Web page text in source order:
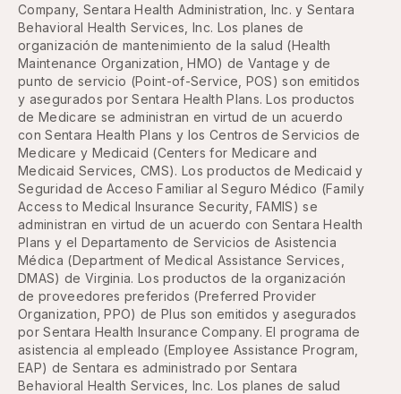
Company, Sentara Health Administration, Inc. y Sentara
Behavioral Health Services, Inc. Los planes de
organización de mantenimiento de la salud (Health
Maintenance Organization, HMO) de Vantage y de
punto de servicio (Point-of-Service, POS) son emitidos
y asegurados por Sentara Health Plans. Los productos
de Medicare se administran en virtud de un acuerdo
con Sentara Health Plans y los Centros de Servicios de
Medicare y Medicaid (Centers for Medicare and
Medicaid Services, CMS). Los productos de Medicaid y
Seguridad de Acceso Familiar al Seguro Médico (Family
Access to Medical Insurance Security, FAMIS) se
administran en virtud de un acuerdo con Sentara Health
Plans y el Departamento de Servicios de Asistencia
Médica (Department of Medical Assistance Services,
DMAS) de Virginia. Los productos de la organización
de proveedores preferidos (Preferred Provider
Organization, PPO) de Plus son emitidos y asegurados
por Sentara Health Insurance Company. El programa de
asistencia al empleado (Employee Assistance Program,
EAP) de Sentara es administrado por Sentara
Behavioral Health Services, Inc. Los planes de salud